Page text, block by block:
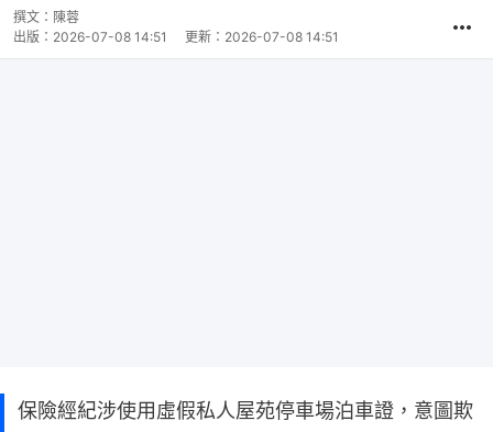
撰文： 陳蓉
出版： 2026-07-08 14:51 更新： 2026-07-08 14:51
保險經紀涉使用虛假私人屋苑停車場泊車證，意圖欺